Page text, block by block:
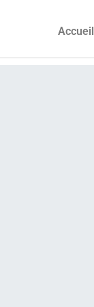
Accueil